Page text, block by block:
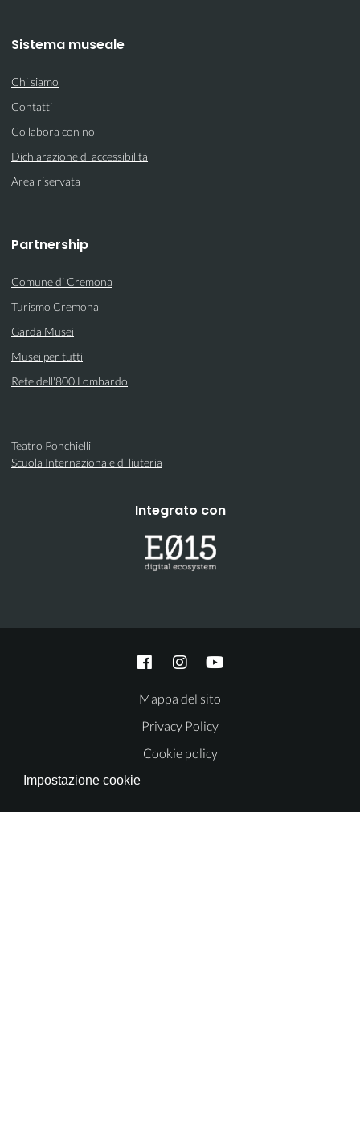
Sistema museale
Chi siamo
Contatti
Collabora con noi
Dichiarazione di accessibilità
Area riservata
Partnership
Comune di Cremona
Turismo Cremona
Garda Musei
Musei per tutti
Rete dell'800 Lombardo
Teatro Ponchielli
Scuola Internazionale di liuteria
Integrato con
Mappa del sito
Privacy Policy
Cookie policy
Impostazione cookie